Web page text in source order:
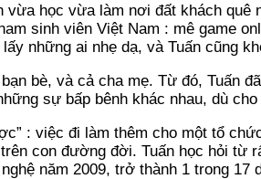
học vừa làm nơi đất khách
sinh viên Việt Nam : mê game
những ai nhẹ dạ, và Tuấn cũng
bè, và cả cha mẹ. Từ đó, Tuấn
sự bấp bênh khác nhau, dù
: việc đi làm thêm cho một tổ
con đường đời. Tuấn học hỏi từ
năm 2009, trở thành 1 trong 17